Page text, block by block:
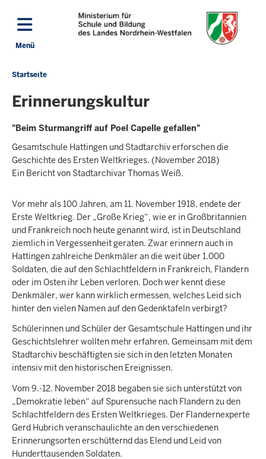
Direkt zum Inhalt
Menü
Sie
sich
Startseite
Erinnerungskultur
"Beim Sturmangriff auf Poel Capelle gefallen"
Gesamtschule Hattingen und Stadtarchiv erforschen die
Geschichte des Ersten Weltkrieges. (November 2018)
Ein Bericht von Stadtarchivar Thomas Weiß.
Vor mehr als 100 Jahren, am 11. November 1918, endete der
Erste Weltkrieg. Der „Große Krieg“, wie er in Großbritannien
und Frankreich noch heute genannt wird, ist in Deutschland
ziemlich in Vergessenheit geraten. Zwar erinnern auch in
Hattingen zahlreiche Denkmäler an die weit über 1.000
Soldaten, die auf den Schlachtfeldern in Frankreich, Flandern
oder im Osten ihr Leben verloren. Doch wer kennt diese
Denkmäler, wer kann wirklich ermessen, welches Leid sich
hinter den vielen Namen auf den Gedenktafeln verbirgt?
Schülerinnen und Schüler der Gesamtschule Hattingen und ihr
Geschichtslehrer wollten mehr erfahren. Gemeinsam mit dem
Stadtarchiv beschäftigten sie sich in den letzten Monaten
intensiv mit den historischen Ereignissen.
Vom 9.-12. November 2018 begaben sie sich unterstützt von
„Demokratie leben“ auf Spurensuche nach Flandern zu den
Schlachtfeldern des Ersten Weltkrieges. Der Flandernexperte
Gerd Hubrich veranschaulichte an den verschiedenen
Erinnerungsorten erschütternd das Elend und Leid von
Hunderttausenden Soldaten.